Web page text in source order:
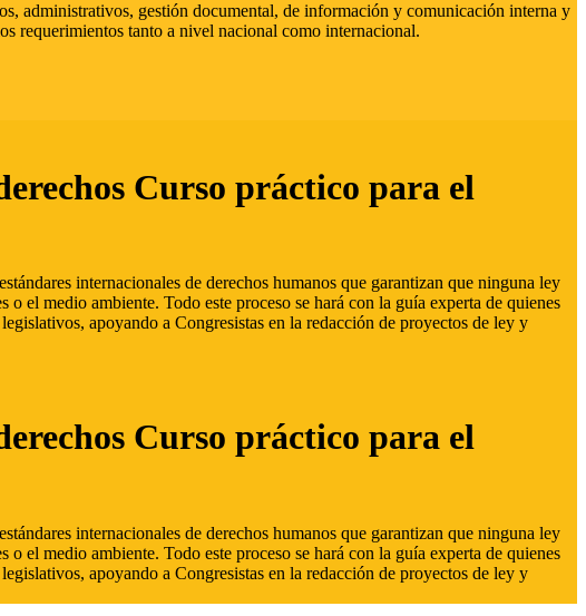
administrativos, gestión documental, de información y comunicación interna y
requerimientos tanto a nivel nacional como internacional.
Curso práctico para el
internacionales de derechos humanos que garantizan que ninguna ley
el medio ambiente. Todo este proceso se hará con la guía experta de quienes
apoyando a Congresistas en la redacción de proyectos de ley y
Curso práctico para el
internacionales de derechos humanos que garantizan que ninguna ley
el medio ambiente. Todo este proceso se hará con la guía experta de quienes
apoyando a Congresistas en la redacción de proyectos de ley y